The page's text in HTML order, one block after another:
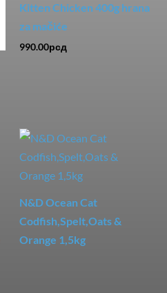
Kitten Chicken 400g hrana
za mačiće
990.00рсд
N&D Ocean Cat
Codfish,Spelt,Oats &
Orange 1,5kg